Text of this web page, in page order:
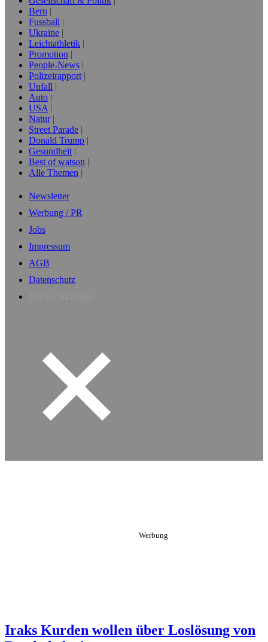
Bern
Fussball
Ukraine
Leichtathletik
Promotion
People-News
Polizeirapport
Unfall
Auto
USA
Natur
Street Parade
Donald Trump
Gesundheit
Best of watson
Alle Themen
Newsletter
Werbung / PR
Jobs
Impressum
AGB
Datenschutz
Iraks Kurden wollen über Loslösung von